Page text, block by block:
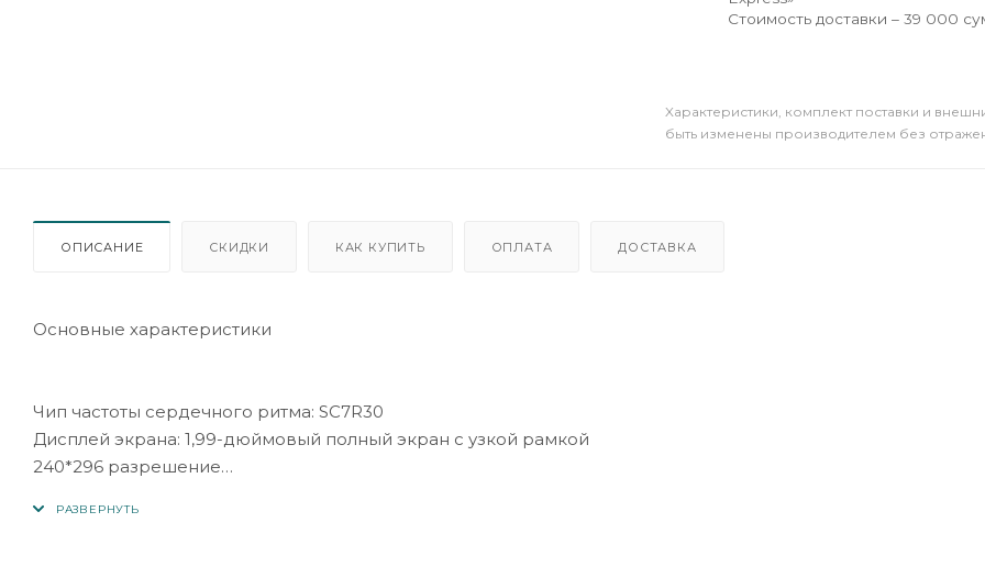
Стоимость доставки – 39 000
Xарактеристики, комплект поставки и
быть изменены производителем без
ОПИСАНИЕ СКИДКИ КАК КУПИТЬ ОПЛАТА ДОСТАВКА
Основные характеристики
Чип частоты сердечного ритма: SC7R30
Дисплей экрана: 1,99-дюймовый полный экран с узкой рамкой
240*296 разрешение